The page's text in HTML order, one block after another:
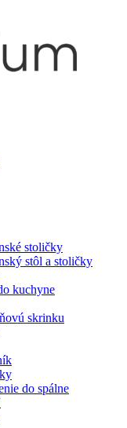
stoličky
stôl a stoličky
kuchyne
skrinku
do spálne